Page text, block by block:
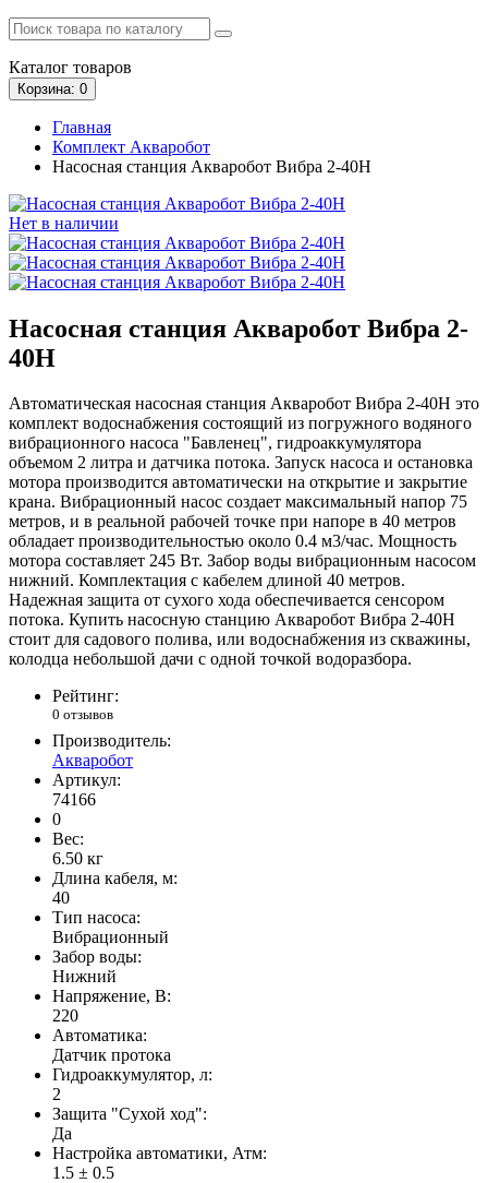
Каталог товаров
Корзина: 0
Главная
Комплект Акваробот
Насосная станция Акваробот Вибра 2-40Н
Нет в наличии
Насосная станция Акваробот Вибра 2-
40Н
Автоматическая насосная станция Акваробот Вибра 2-40Н это
комплект водоснабжения состоящий из погружного водяного
вибрационного насоса "Бавленец", гидроаккумулятора
объемом 2 литра и датчика потока. Запуск насоса и остановка
мотора производится автоматически на открытие и закрытие
крана. Вибрационный насос создает максимальный напор 75
метров, и в реальной рабочей точке при напоре в 40 метров
обладает производительностью около 0.4 м3/час. Мощность
мотора составляет 245 Вт. Забор воды вибрационным насосом
нижний. Комплектация с кабелем длиной 40 метров.
Надежная защита от сухого хода обеспечивается сенсором
потока. Купить насосную станцию Акваробот Вибра 2-40Н
стоит для садового полива, или водоснабжения из скважины,
колодца небольшой дачи с одной точкой водоразбора.
Рейтинг:
0 отзывов
Производитель:
Акваробот
Артикул:
74166
0
Вес:
6.50 кг
Длина кабеля, м:
40
Тип насоса:
Вибрационный
Забор воды:
Нижний
Напряжение, В:
220
Автоматика:
Датчик протока
Гидроаккумулятор, л:
2
Защита "Сухой ход":
Да
Настройка автоматики, Атм:
1.5 ± 0.5